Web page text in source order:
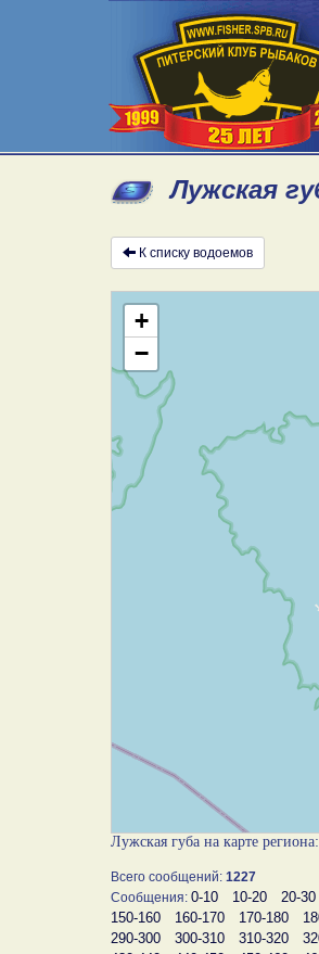
Лужская
К списку водоемов
+
−
Лужская губа на карте
Всего сообщений: 1227
Сообщения: 0-10 10-20 20-30
150-160
160-170 170-180
290-300
300-310 310-320